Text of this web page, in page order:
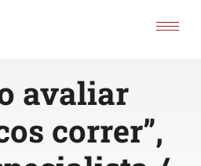
avaliar
correr”,